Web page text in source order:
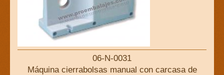
06-N-0031
Máquina cierrabolsas manual con carcasa de